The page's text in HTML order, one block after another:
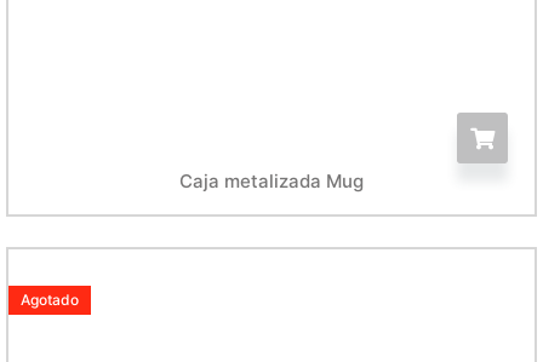
Caja metalizada Mug
Agotado